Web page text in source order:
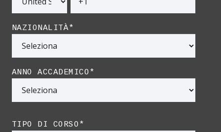
NAZIONALITÀ*
ANNO ACCADEMICO *
TIPO DI CORSO *